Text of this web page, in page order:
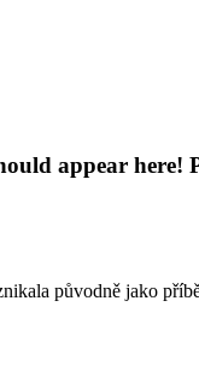
appear
původně jako